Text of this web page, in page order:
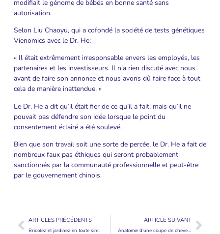
modifiait le génome de bébés en bonne santé sans
autorisation.
Selon Liu Chaoyu, qui a cofondé la société de tests génétiques
Vienomics avec le Dr. He:
« Il était extrêmement irresponsable envers les employés, les
partenaires et les investisseurs. Il n’a rien discuté avec nous
avant de faire son annonce et nous avons dû faire face à tout
cela de manière inattendue. »
Le Dr. He a dit qu’il était fier de ce qu’il a fait, mais qu’il ne
pouvait pas défendre son idée lorsque le point du
consentement éclairé a été soulevé.
Bien que son travail soit une sorte de percée, le Dr. He a fait de
nombreux faux pas éthiques qui seront probablement
sanctionnés par la communauté professionnelle et peut-être
par le gouvernement chinois.
ARTICLES PRÉCÉDENTS
Bricolez et jardinez en toute simplicité grâce à ManoMano
ARTICLE SUIVANT
Anatomie d’une coupe de cheveux